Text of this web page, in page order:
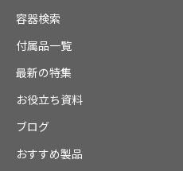
容器検索
付属品一覧
最新の特集
お役立ち資料
ブログ
おすすめ製品